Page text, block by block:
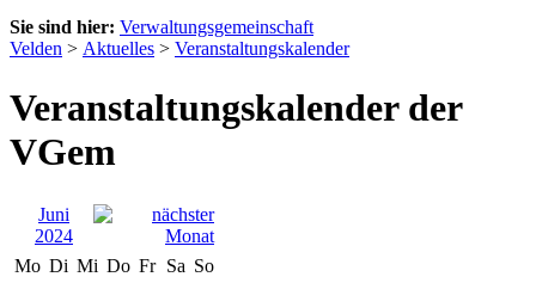
Sie sind hier: Verwaltungsgemeinschaft
Velden > Aktuelles > Veranstaltungskalender
Veranstaltungskalender der
VGem
Juni
2024
Mo Di Mi Do Fr Sa So